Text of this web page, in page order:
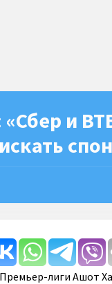
и
лиги Ашот